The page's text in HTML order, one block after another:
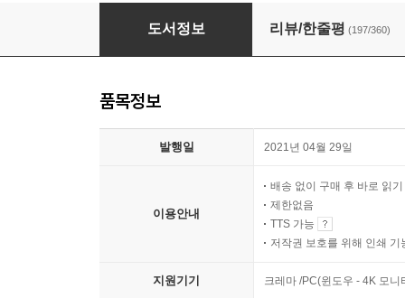
오늘은 이만 좀 쉴게요 (10만 부 기념 스페셜 에
도서정보 리뷰/한줄평 (197/360)
품목정보
발행일 2021년 04월 29일
이용안내
배송 없이 구매 후 바로 읽기
제한없음
TTS 가능
저작권 보호를 위해 인쇄 기
지원기기 크레마 /PC(윈도우 - 4K 모